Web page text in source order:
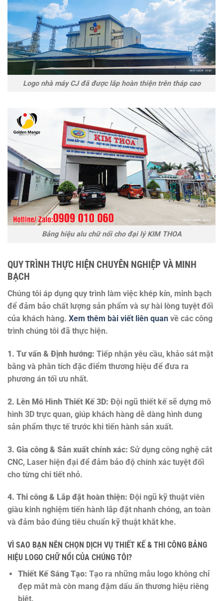
Logo nhà máy CJ đã được lắp hoàn thiện trên tháp cao
Bảng hiệu alu chữ nổi cho đại lý KIM THOA
QUY TRÌNH THỰC HIỆN CHUYÊN NGHIỆP VÀ MINH
BẠCH
Chúng tôi áp dụng quy trình làm việc khép kín, minh bạch
để đảm bảo chất lượng sản phẩm và sự hài lòng tuyệt đối
của khách hàng. Xem thêm bài viết liên quan về các công
trình chúng tôi đã thực hiện.
1. Tư vấn & Định hướng: Tiếp nhận yêu cầu, khảo sát mặt
bằng và phân tích đặc điểm thương hiệu để đưa ra
phương án tối ưu nhất.
2. Lên Mô Hình Thiết Kế 3D: Đội ngũ thiết kế sẽ dựng mô
hình 3D trực quan, giúp khách hàng dễ dàng hình dung
sản phẩm thực tế trước khi tiến hành sản xuất.
3. Gia công & Sản xuất chính xác: Sử dụng công nghệ cắt
CNC, Laser hiện đại để đảm bảo độ chính xác tuyệt đối
cho từng chi tiết nhỏ.
4. Thi công & Lắp đặt hoàn thiện: Đội ngũ kỹ thuật viên
giàu kinh nghiệm tiến hành lắp đặt nhanh chóng, an toàn
và đảm bảo đúng tiêu chuẩn kỹ thuật khắt khe.
VÌ SAO BẠN NÊN CHỌN DỊCH VỤ THIẾT KẾ & THI CÔNG BẢNG
HIỆU LOGO CHỮ NỔI CỦA CHÚNG TÔI?
Thiết Kế Sáng Tạo: Tạo ra những mẫu logo không chỉ
đẹp mắt mà còn mang đậm dấu ấn thương hiệu riêng
biệt.